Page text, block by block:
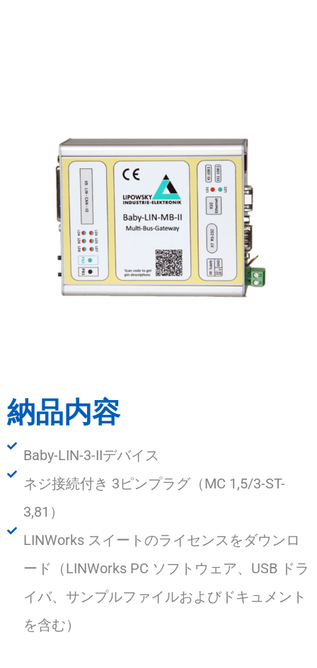
納品内容
Baby-LIN-3-IIデバイス
ネジ接続付き 3ピンプラグ（MC 1,5/3-ST-
3,81）
LINWorks スイートのライセンスをダウンロ
ード（LINWorks PC ソフトウェア、USB ドラ
イバ、サンプルファイルおよびドキュメント
を含む）